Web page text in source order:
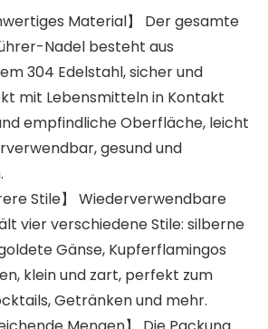
Material】 Der gesamte
Nadel besteht aus
304 Edelstahl, sicher und
mit Lebensmitteln in Kontakt
empfindliche Oberfläche, leicht
gesund und
Stile】 Wiederverwendbare
vier verschiedene Stile: silberne
Gänse, Kupferflamingos
klein und zart, perfekt zum
Getränken und mehr.